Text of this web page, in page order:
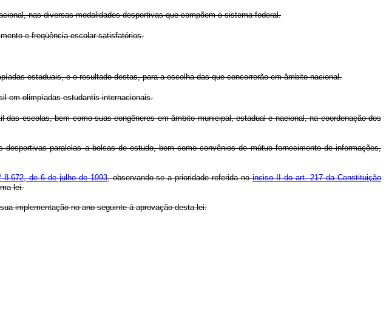
nas diversas modalidades desportivas que compõem o sistema federal.
e freqüência escolar satisfatórios.
estaduais, e o resultado destas, para a escolha das que concorrerão em âmbito nacional.
em olimpíadas estudantis internacionais.
escolas, bem como suas congêneres em âmbito municipal, estadual e nacional, na coordenação dos
paralelas a bolsas de estudo, bem como convênios de mútuo fornecimento de informações,
8.672, de 6 de julho de 1993, observando-se a prioridade referida noinciso II do art. 217 da Constituição
lei.
implementação no ano seguinte à aprovação desta lei.